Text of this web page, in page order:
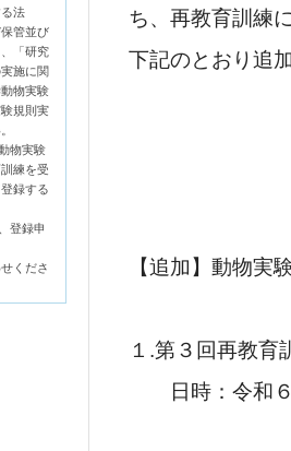
法
管並び
「研究
施に関
物実験
規則実
物実験
練を受
録する
登録申
くださ
ち、再教育訓練
下記のとおり追
【追加】動物実
１.第３回再教育
日時：令和６